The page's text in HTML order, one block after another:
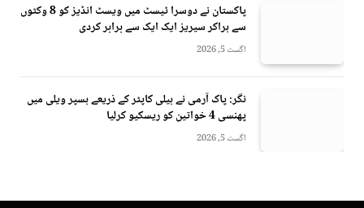
پاکستان نے دوسرا ٹیسٹ میں ویسٹ انڈیز کو 8 وکٹوں
سے ہراکر سیریز ایک ایک سے برابر کردی
اگست 5, 2026
نگر: پاک آرمی نے ہیلی کاپٹر کے ذریعے ہسپر ویلی میں
پھنسی 4 خواتین کو ریسکیو کرلیا
اگست 5, 2026